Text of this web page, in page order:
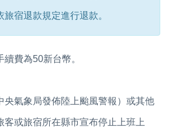
旅宿退款規定進行退款。
費為50新台幣。
央氣象局發佈陸上颱風警報）或其他
客或旅宿所在縣市宣布停止上班上